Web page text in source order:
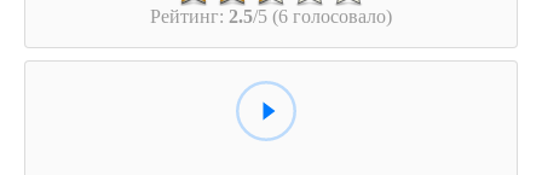
Рейтинг: 2.5/5 (6 голосовало)